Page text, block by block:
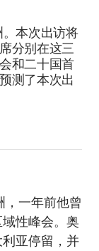
本次出访将
分别在这三
和二十国首
测了本次出
，一年前他曾
性峰会。奥
亚停留，并